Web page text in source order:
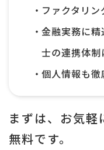
ファクタリ
金融実務に
士の連携体
個人情報も徹
まずは、お気軽
無料です。